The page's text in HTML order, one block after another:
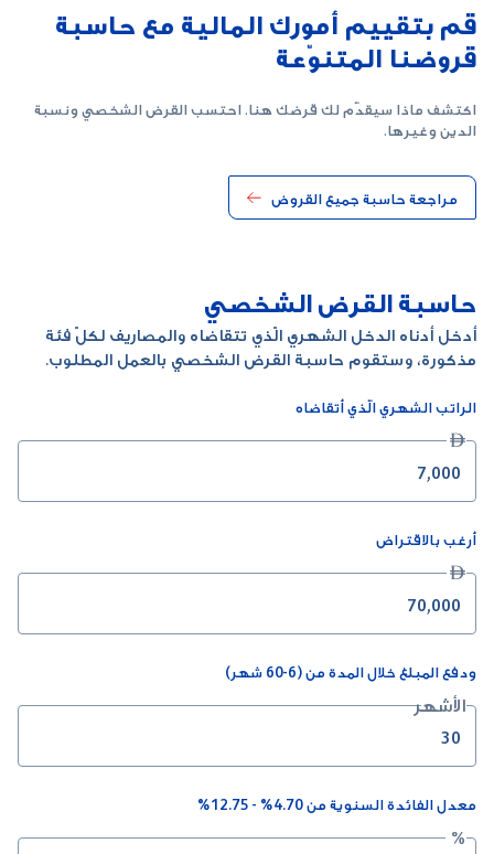
قم بتقييم أمورك المالية مع حاسبة
قروضنا المتنوّعة
اكتشف ماذا سيقدّم لك قرضك هنا. احتسب القرض الشخصي ونسبة
الدين وغيرها.
مراجعة حاسبة جميع القروض
حاسبة القرض الشخصي
أدخل أدناه الدخل الشهري الّذي تتقاضاه والمصاريف لكلّ فئة
مذكورة، وستقوم حاسبة القرض الشخصي بالعمل المطلوب.
الراتب الشهري الّذي أتقاضاه

أرغب بالاقتراض

ودفع المبلغ خلال المدة من (6-60 شهر)
الأشهر
معدل الفائدة السنوية من 4.70% - 12.75%
%